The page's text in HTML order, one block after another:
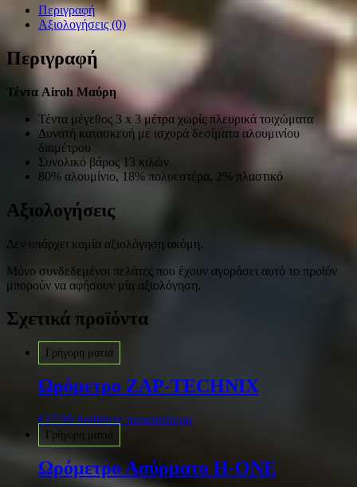
Περιγραφή
Αξιολογήσεις (0)
Περιγραφή
Τέντα Airoh Μαύρη
Τέντα μέγεθος 3 x 3 μέτρα χωρίς πλευρικά τοιχώματα
Δυνατή κατασκευή με ισχυρά δεσίματα αλουμινίου
διαμέτρου
Συνολικό βάρος 13 κιλών
80% αλουμίνιο, 18% πολυεστέρα, 2% πλαστικό
Αξιολογήσεις
Δεν υπάρχει καμία αξιολόγηση ακόμη.
Μόνο συνδεδεμένοι πελάτες που έχουν αγοράσει αυτό το προϊόν
μπορούν να αφήσουν μία αξιολόγηση.
Σχετικά προϊόντα
Γρήγορη ματιά
Ωρόμετρο ZAP-TECHNIX
€17.99 Διαβάστε περισσότερα
Γρήγορη ματιά
Ωρόμετρο Ασύρματο H-ONE